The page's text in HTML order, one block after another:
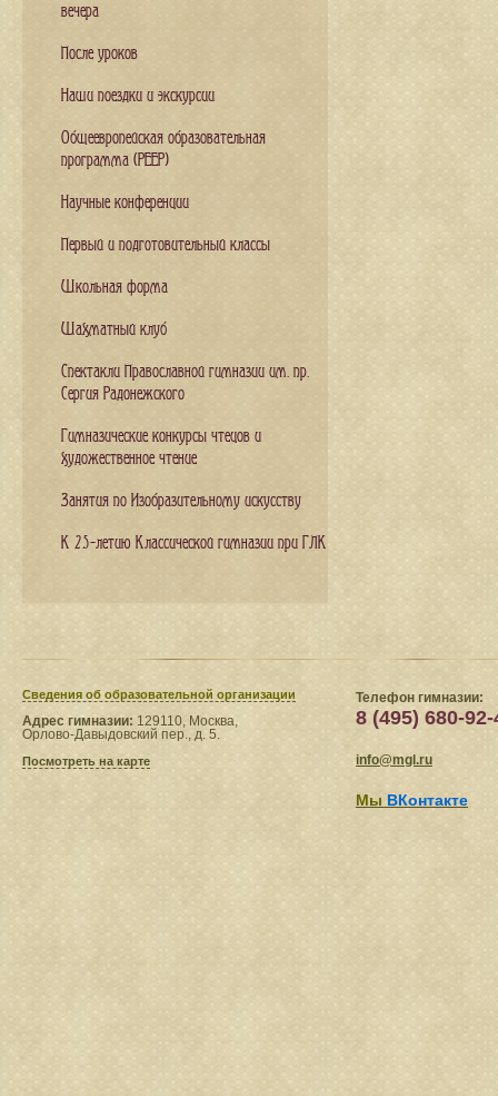
вечера
После уроков
Наши поездки и экскурсии
Общеевропейская образовательная
программа (PEEP)
Научные конференции
Первый и подготовительный классы
Школьная форма
Шахматный клуб
Спектакли Православной гимназии им. пр.
Сергия Радонежского
Гимназические конкурсы чтецов и
художественное чтение
Занятия по Изобразительному искусству
К 25-летию Классической гимназии при ГЛК
Сведения​ об образовательной организации
Адрес гимназии: 129110, Москва,
Орлово-Давыдовский пер., д. 5.
Посмотреть на карте
Телефон гимназии:
8 (495) 680-92-
info@mgl.ru
Мы ВКонтакте